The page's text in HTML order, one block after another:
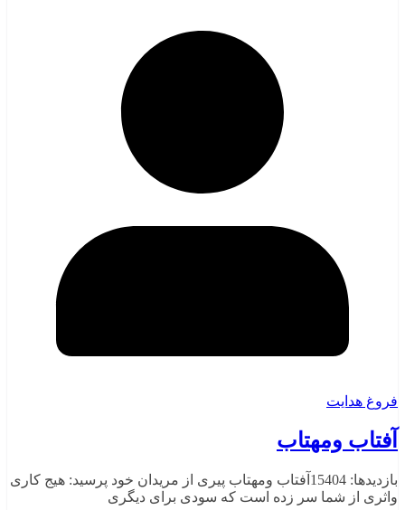
فروغ هدایت
آفتاب ومهتاب
بازدیدها: 15404آفتاب ومهتاب پیری از مریدان خود پرسید: هیج كاری
واثری از شما سر زده است كه سودی برای دیگری